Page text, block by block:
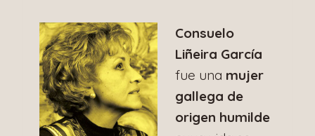
Consuelo
Liñeira García
fue una mujer
gallega de
origen humilde